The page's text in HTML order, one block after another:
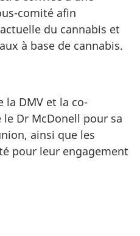
comité afin
du cannabis et
à base de cannabis.
la DMV et la co-
Dr McDonell pour sa
ainsi que les
pour leur engagement